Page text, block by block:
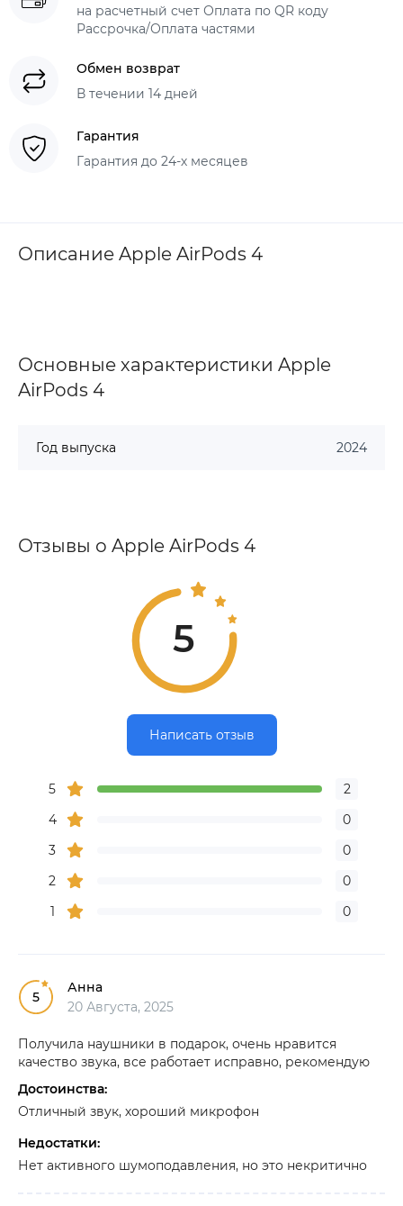
на расчетный счет Оплата по QR коду
Рассрочка/Оплата частями
Обмен возврат
В течении 14 дней
Гарантия
Гарантия до 24-х месяцев
Описание Apple AirPods 4
Основные характеристики Apple
AirPods 4
Год выпуска 2024
Отзывы о Apple AirPods 4
5
Написать отзыв
5
2
4
0
3
0
2
0
1
0
5
Анна
20 Августа, 2025
Получила наушники в подарок, очень нравится
качество звука, все работает исправно, рекомендую
Достоинства:
Отличный звук, хороший микрофон
Недостатки:
Нет активного шумоподавления, но это некритично